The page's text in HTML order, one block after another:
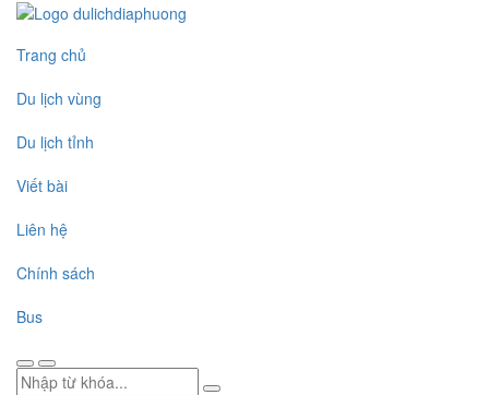
Trang chủ
Du lịch vùng
Du lịch tỉnh
Viết bài
Liên hệ
Chính sách
Bus